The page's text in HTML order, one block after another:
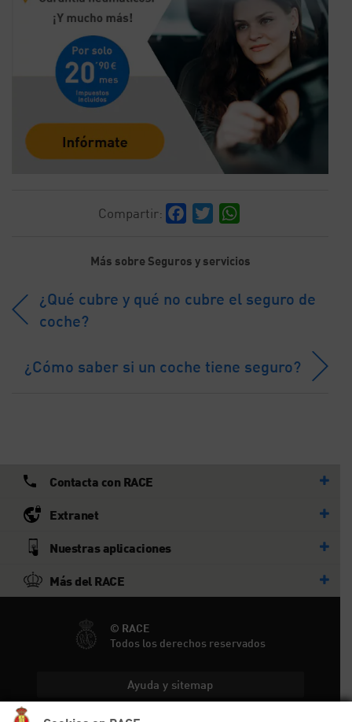
Compartir: Facebook
Twitter
Más sobre Seguros y servicios
¿Qué cubre y qué no cubre el seguro de
coche?
¿Cómo saber si un coche tiene seguro?
Contacta con RACE
Extranet
Nuestras aplicaciones
Más del RACE
© RACE
Todos los derechos reservados
Ayuda y sitemap